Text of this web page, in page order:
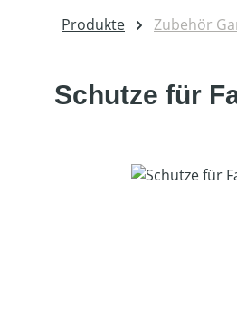
Produkte Zubehör
Schutze für
Bildergalerie überspringen